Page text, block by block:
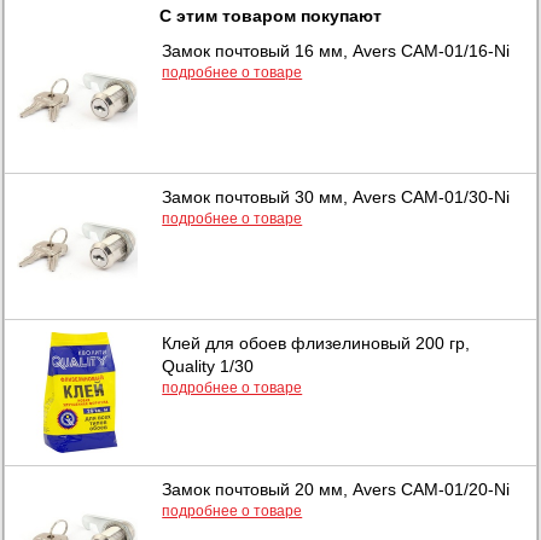
С этим товаром покупают
Замок почтовый 16 мм, Avers САМ-01/16-Ni
подробнее о товаре
Замок почтовый 30 мм, Avers САМ-01/30-Ni
подробнее о товаре
Клей для обоев флизелиновый 200 гр,
Quality 1/30
подробнее о товаре
Замок почтовый 20 мм, Avers САМ-01/20-Ni
подробнее о товаре